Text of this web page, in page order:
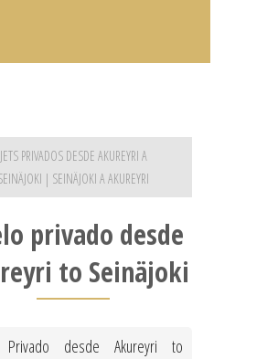
JETS PRIVADOS DESDE AKUREYRI A
| SEINÄJOKI A AKUREYRI
privado desde
to Seinäjoki
Privado desde Akureyri to